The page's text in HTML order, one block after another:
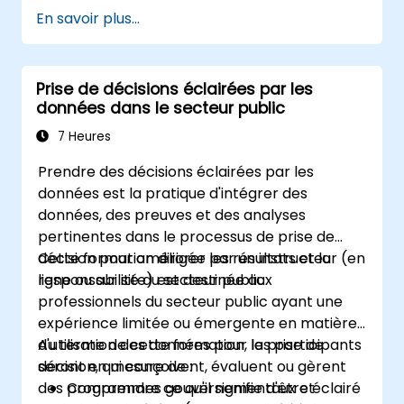
En savoir plus...
Prise de décisions éclairées par les
données dans le secteur public
7 Heures
Prendre des décisions éclairées par les
données est la pratique d'intégrer des
données, des preuves et des analyses
pertinentes dans le processus de prise de
décision pour améliorer les résultats et la
responsabilité du secteur public.
Cette formation dirigée par un instructeur (en
ligne ou sur site) est destinée aux
professionnels du secteur public ayant une
expérience limitée ou émergente en matière
d'utilisation des données pour la prise de
décision, qui conçoivent, évaluent ou gèrent
des programmes gouvernementaux et
Au terme de cette formation, les participants
seront en mesure de :
Comprendre ce qu'il signifie d'être éclairé